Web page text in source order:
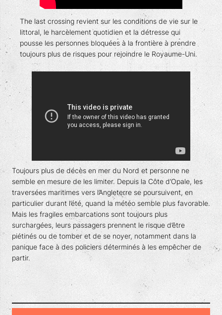
The last crossing revient sur les conditions de vie sur le
littoral, le harcèlement quotidien et la détresse qui
pousse les personnes bloquées à la frontière à prendre
toujours plus de risques pour rejoindre le Royaume-Uni.
Toujours plus de décès en mer du Nord et personne ne
semble en mesure de les limiter. Depuis la Côte d’Opale, les
traversées maritimes vers l’Angleterre se poursuivent, en
particulier durant l’été, quand la météo semble plus favorable.
Mais les fragiles embarcations sont toujours plus
surchargées, leurs passagers prennent le risque d’être
piétinés ou de tomber et de se noyer, notamment dans la
panique face à des policiers déterminés à les empêcher de
partir.